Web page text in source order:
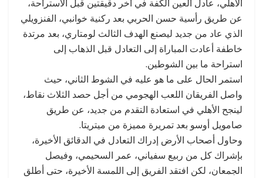
الأهلي، عادل العين الكفة في آخر دقيقتين قبل الاستراحة،
عن طريق رأسية حسن الحربي بعد ركنية خوانبي، الفنزويلي
الذي عاد من جديد ليصنع الهدف الثالث لومتاري، بعد مرتدة
خاطفة أعادت المباراة إلى التعادل قبل الذهاب إلى
استراحة ما بين الشوطين.
استمر الحال على ما هو عليه في الشوط الثاني، حيث
واصل الفريقان اللعب الهجومي من أجل حصد الثلاث نقاط،
لينجح الأهلي في استعادة التقدم من جديد، عن طريق
صامويل أوسو بعد تمريرة مميزة من ميتريتا.
وحاول أصحاب الأرض إدراك التعادل في الدقائق الأخيرة،
بإشراك كل من ربيع سفياني، عمر السحيمي، وفيصل
الجمعان، لكن افتقد الفريق إلى اللمسة الأخيرة، حتى أطلق